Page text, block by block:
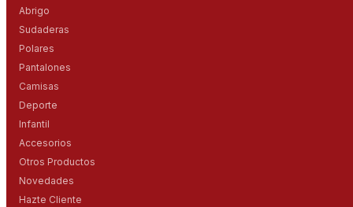
Abrigo
Sudaderas
Polares
Pantalones
Camisas
Deporte
Infantil
Accesorios
Otros Productos
Novedades
Hazte Cliente